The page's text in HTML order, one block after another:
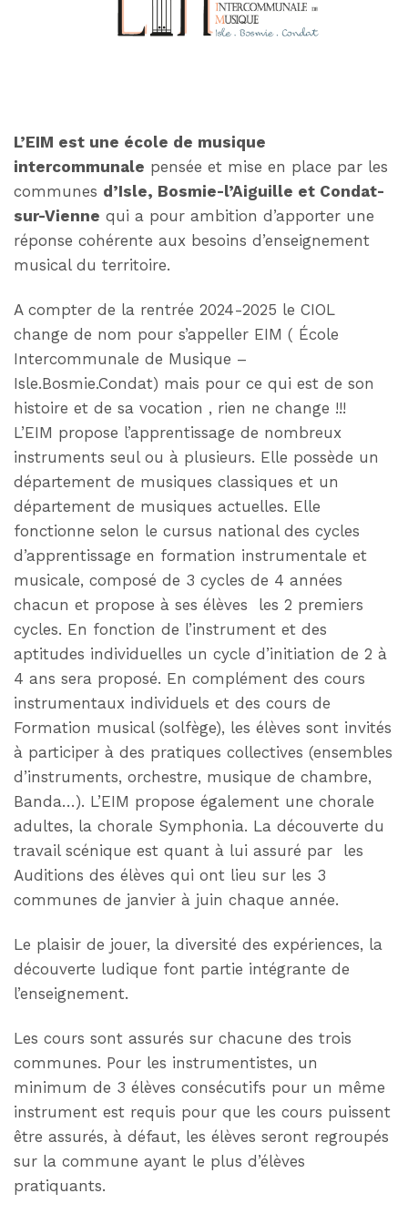
L’EIM est une école de musique
intercommunale pensée et mise en place par les
communes d’Isle, Bosmie-l’Aiguille et Condat-
sur-Vienne qui a pour ambition d’apporter une
réponse cohérente aux besoins d’enseignement
musical du territoire.
A compter de la rentrée 2024-2025 le CIOL
change de nom pour s’appeller EIM ( École
Intercommunale de Musique –
Isle.Bosmie.Condat) mais pour ce qui est de son
histoire et de sa vocation , rien ne change !!!
L’EIM propose l’apprentissage de nombreux
instruments seul ou à plusieurs. Elle possède un
département de musiques classiques et un
département de musiques actuelles. Elle
fonctionne selon le cursus national des cycles
d’apprentissage en formation instrumentale et
musicale, composé de 3 cycles de 4 années
chacun et propose à ses élèves les 2 premiers
cycles. En fonction de l’instrument et des
aptitudes individuelles un cycle d’initiation de 2 à
4 ans sera proposé. En complément des cours
instrumentaux individuels et des cours de
Formation musical (solfège), les élèves sont invités
à participer à des pratiques collectives (ensembles
d’instruments, orchestre, musique de chambre,
Banda…). L’EIM propose également une chorale
adultes, la chorale Symphonia. La découverte du
travail scénique est quant à lui assuré par les
Auditions des élèves qui ont lieu sur les 3
communes de janvier à juin chaque année.
Le plaisir de jouer, la diversité des expériences, la
découverte ludique font partie intégrante de
l’enseignement.
Les cours sont assurés sur chacune des trois
communes. Pour les instrumentistes, un
minimum de 3 élèves consécutifs pour un même
instrument est requis pour que les cours puissent
être assurés, à défaut, les élèves seront regroupés
sur la commune ayant le plus d’élèves
pratiquants.